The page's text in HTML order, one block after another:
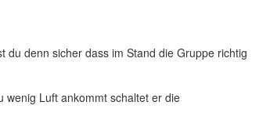
denn sicher dass im Stand die Gruppe richtig
wenig Luft ankommt schaltet er die